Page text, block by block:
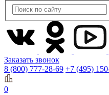
Заказать звонок
8 (800) 777-28-69 +7 (495)
0